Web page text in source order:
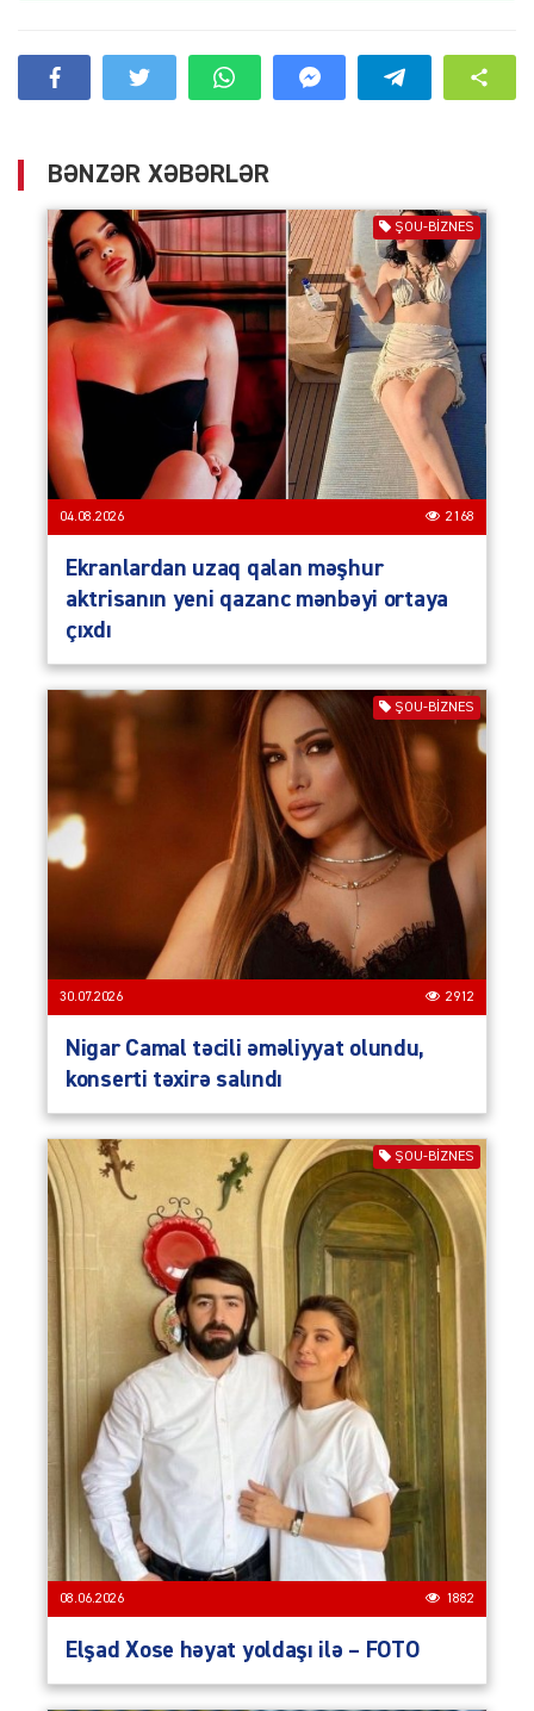
BƏNZƏR XƏBƏRLƏR
ŞOU-BIZNES
04.08.2026 2168
Ekranlardan uzaq qalan məşhur
aktrisanın yeni qazanc mənbəyi ortaya
çıxdı
ŞOU-BIZNES
30.07.2026 2912
Nigar Camal təcili əməliyyat olundu,
konserti təxirə salındı
ŞOU-BIZNES
08.06.2026 1882
Elşad Xose həyat yoldaşı ilə – FOTO